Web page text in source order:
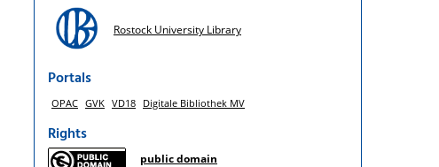
Rostock University Library
Portals
OPAC GVK VD18 Digitale Bibliothek MV
Rights
public domain